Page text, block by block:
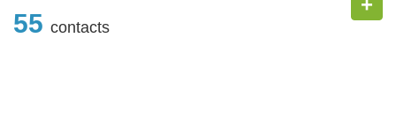
55 contacts